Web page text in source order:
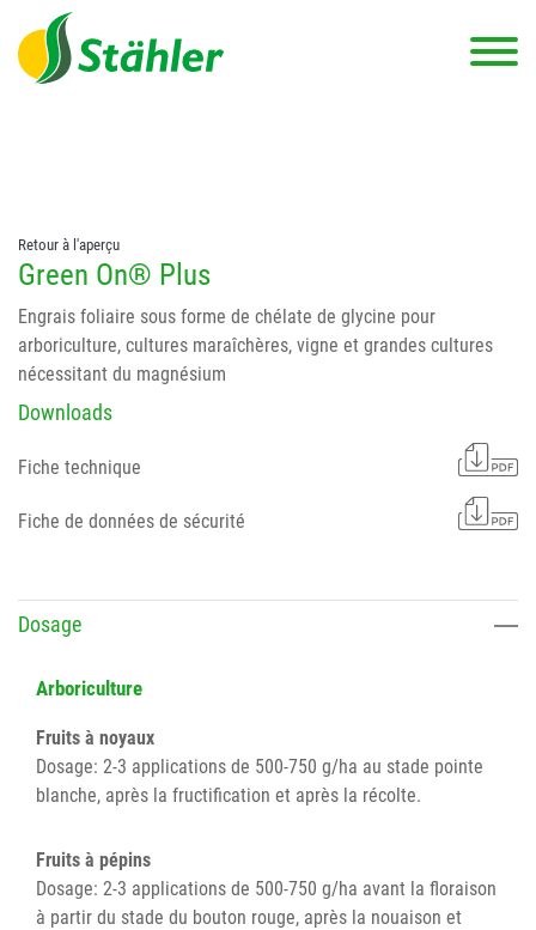
string(78) "Test 12 {FONT:12} // Dosierungen: test 123 dfasdf
asdfW134 245 34" string(62) "Test 12 {FONT:12} Dosierungen: test
123 dfasdf asdfW134 245 34"
Retour à l'aperçu
Green On® Plus
Engrais foliaire sous forme de chélate de glycine pour
arboriculture, cultures maraîchères, vigne et grandes cultures
nécessitant du magnésium
Downloads
Fiche technique
Fiche de données de sécurité
Dosage
Arboriculture
Fruits à noyaux
Dosage: 2-3 applications de 500-750 g/ha au stade pointe
blanche, après la fructification et après la récolte.
Fruits à pépins
Dosage: 2-3 applications de 500-750 g/ha avant la floraison
à partir du stade du bouton rouge, après la nouaison et